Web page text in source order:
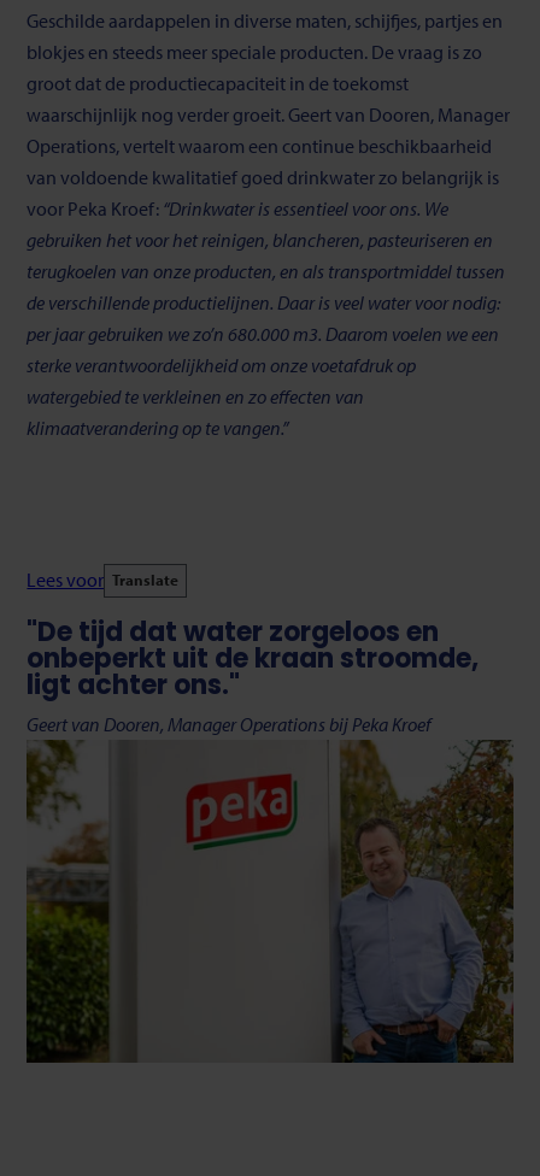
Geschilde aardappelen in diverse maten, schijfjes, partjes en
blokjes en steeds meer speciale producten. De vraag is zo
groot dat de productiecapaciteit in de toekomst
waarschijnlijk nog verder groeit. Geert van Dooren, Manager
Operations, vertelt waarom een continue beschikbaarheid
van voldoende kwalitatief goed drinkwater zo belangrijk is
voor Peka Kroef: “Drinkwater is essentieel voor ons. We
gebruiken het voor het reinigen, blancheren, pasteuriseren en
terugkoelen van onze producten, en als transportmiddel tussen
de verschillende productielijnen. Daar is veel water voor nodig:
per jaar gebruiken we zo’n 680.000 m3. Daarom voelen we een
sterke verantwoordelijkheid om onze voetafdruk op
watergebied te verkleinen en zo effecten van
klimaatverandering op te vangen.”
Lees voor Translate
"De tijd dat water zorgeloos en
onbeperkt uit de kraan stroomde,
ligt achter ons."
Geert van Dooren, Manager Operations bij Peka Kroef